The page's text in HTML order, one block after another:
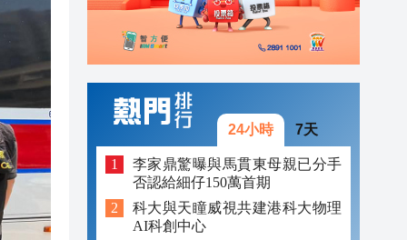
12:26
12:22
12:18
12:02
24小時 7天
李家鼎驚曝與馬貫東母親已分手
否認給細仔150萬首期
科大與天瞳威視共建港科大物理
AI科創中心